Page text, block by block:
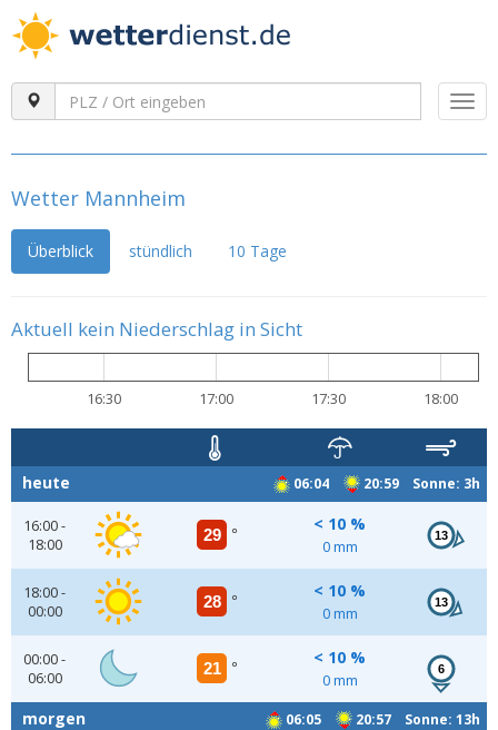
Wetter Mannheim
Überblick stündlich 10 Tage
Aktuell kein Niederschlag in Sicht
16:30 17:00 17:30 18:00
06:04 20:59 Sonne: 3h
heute
16:00 -
18:00
29 °
< 10 %
0 mm
13
18:00 -
00:00
28 °
< 10 %
0 mm
13
00:00 -
06:00
21 °
< 10 %
0 mm
6
06:05 20:57 Sonne: 13h
morgen